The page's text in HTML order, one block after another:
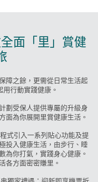
面「里」賞健
障之餘，更需從日常生活起
行動實踐健康。
劃受保人提供專屬的升級身
面為你展開里賞健康生活。
式引入一系列貼心功能及提
投入健康生活，由步行、睡
為你打氣，實踐身心健康。
各方面密密賺里。